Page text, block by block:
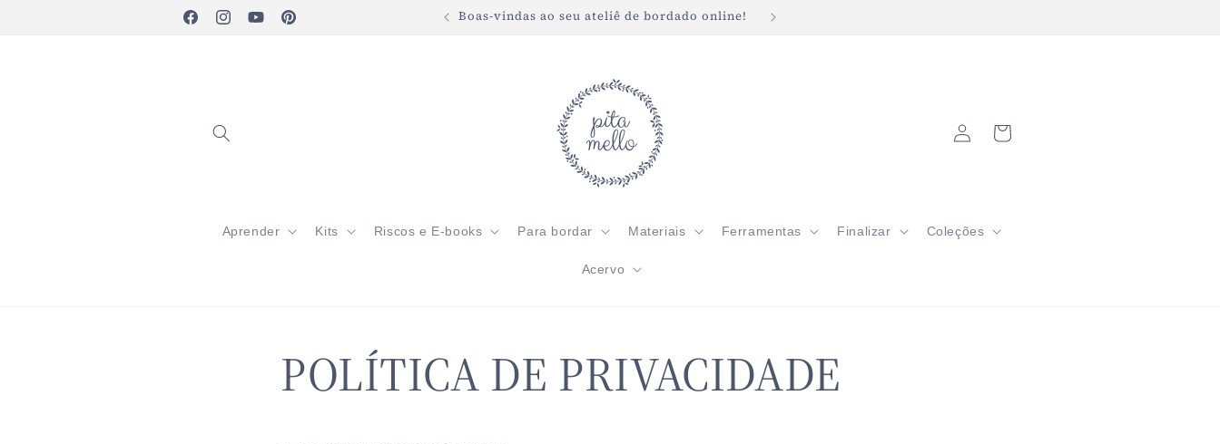
conteúdo
FacebookInstagramYouTubePinterest
Boas-vindas ao seu ateliê de bordado online! Frete grátis em pedidos a partir de R$200
Aprender Kits Riscos e E-books Para bordar Materiais Ferramentas Finalizar Coleções
Acervo
login
Carrinho
POLÍTICA DE PRIVACIDADE